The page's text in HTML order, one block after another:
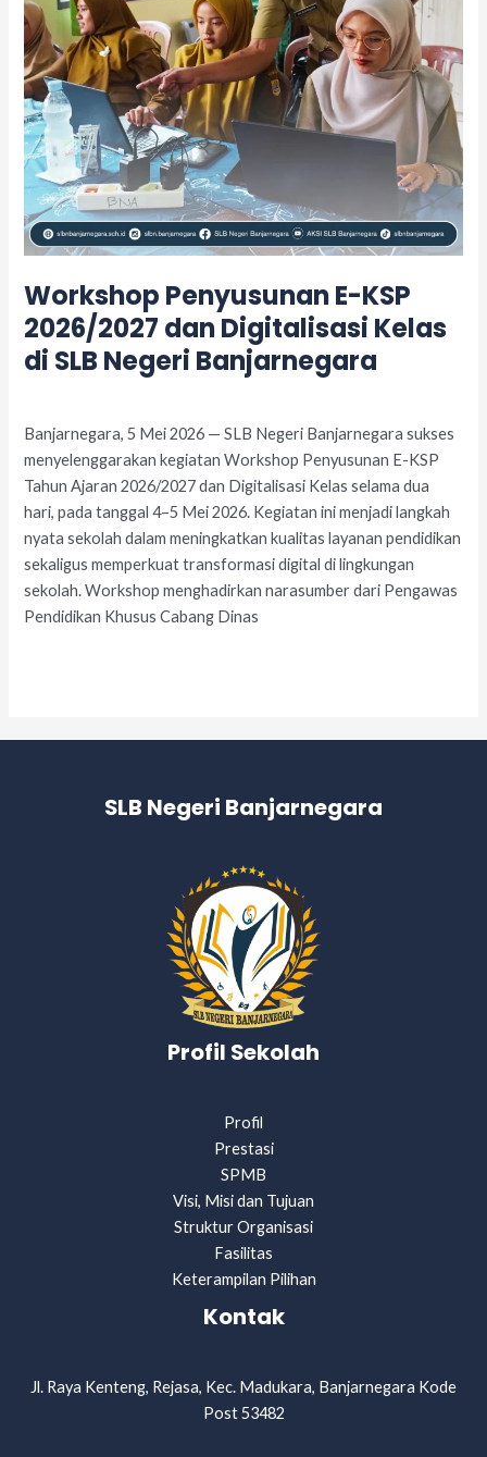
Workshop Penyusunan E-KSP
2026/2027 dan Digitalisasi Kelas
di SLB Negeri Banjarnegara
Banjarnegara, 5 Mei 2026 — SLB Negeri Banjarnegara sukses
menyelenggarakan kegiatan Workshop Penyusunan E-KSP
Tahun Ajaran 2026/2027 dan Digitalisasi Kelas selama dua
hari, pada tanggal 4–5 Mei 2026. Kegiatan ini menjadi langkah
nyata sekolah dalam meningkatkan kualitas layanan pendidikan
sekaligus memperkuat transformasi digital di lingkungan
sekolah. Workshop menghadirkan narasumber dari Pengawas
Pendidikan Khusus Cabang Dinas
Kelas
di
SLB
Negeri
Banjarnegara
SLB Negeri Banjarnegara
Profil Sekolah
Profil
Prestasi
SPMB
Visi, Misi dan Tujuan
Struktur Organisasi
Fasilitas
Keterampilan Pilihan
Kontak
Jl. Raya Kenteng, Rejasa, Kec. Madukara, Banjarnegara Kode
Post 53482